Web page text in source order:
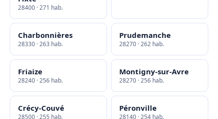
28400 · 271 hab.
Charbonnières
28330 · 263 hab.
Prudemanche
28270 · 262 hab.
Friaize
28240 · 256 hab.
Montigny-sur-Avre
28270 · 256 hab.
Crécy-Couvé
28500 · 255 hab.
Péronville
28140 · 254 hab.